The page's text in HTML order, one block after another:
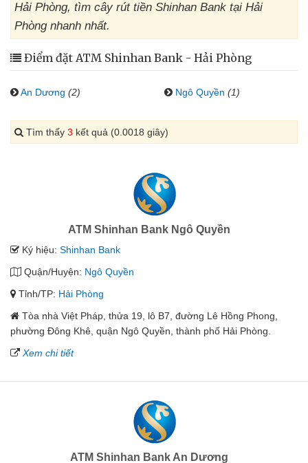
Hải Phòng, tìm cây rút tiền Shinhan Bank tại Hải
Phòng nhanh nhất.
Điểm đặt ATM Shinhan Bank - Hải Phòng
An Dương (2) Ngô Quyền (1)
Tìm thấy 3 kết quả (0.0018 giây)
ATM Shinhan Bank Ngô Quyền
Ký hiệu: Shinhan Bank
Quận/Huyện: Ngô Quyền
Tỉnh/TP: Hải Phòng
Tòa nhà Việt Pháp, thửa 19, lô B7, đường Lê Hồng Phong,
phường Đông Khê, quận Ngô Quyền, thành phố Hải Phòng.
Xem chi tiết
ATM Shinhan Bank An Dương